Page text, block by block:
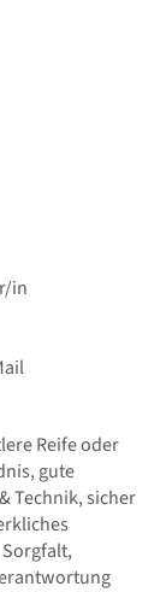
in
Reife oder
gute
Technik, sicher